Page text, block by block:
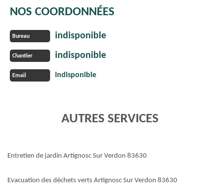
NOS COORDONNÉES
Bureau indisponible
Chantier indisponible
Email indisponible
AUTRES SERVICES
Entretien de jardin Artignosc Sur Verdon 83630
Evacuation des déchets verts Artignosc Sur Verdon 83630